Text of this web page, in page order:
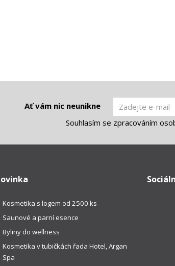
Ať vám nic neunikne
Souhlasím se zpracováním
Kosmetika s logem od 2500 ks
Saunové a parní esence
Byliny do wellness
Kosmetika v tubičkách řada Hotel, Argan
Spa